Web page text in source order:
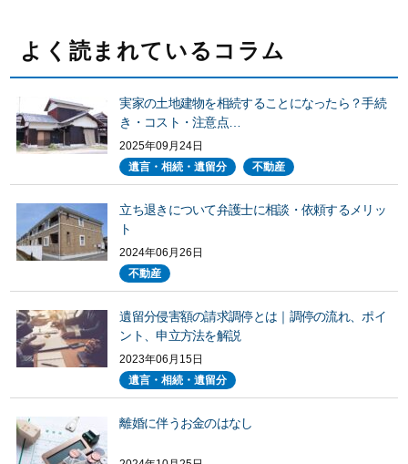
よく読まれているコラム
実家の土地建物を相続することになったら？手続
き・コスト・注意点…
2025年09月24日
遺言・相続・遺留分
不動産
立ち退きについて弁護士に相談・依頼するメリッ
ト
2024年06月26日
不動産
遺留分侵害額の請求調停とは｜調停の流れ、ポイ
ント、申立方法を解説
2023年06月15日
遺言・相続・遺留分
離婚に伴うお金のはなし